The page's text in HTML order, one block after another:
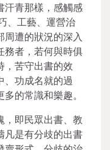
汗青那樣，感觸感
、工藝、運營治
周遭的狀況的深入
務者，若何與時俱
，苦守出書的效
、功成名就的過
的常識和樂趣。
，即民眾出書、教
凡是有分歧的出書